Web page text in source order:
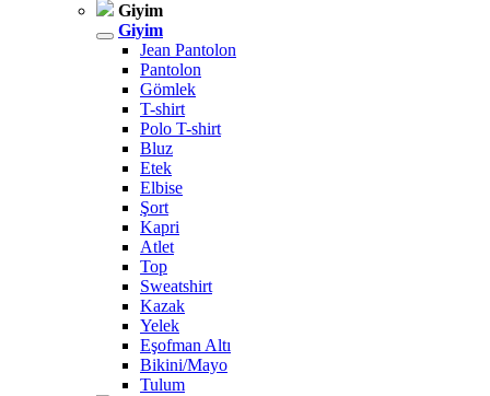
Giyim
Giyim
Jean Pantolon
Pantolon
Gömlek
T-shirt
Polo T-shirt
Bluz
Etek
Elbise
Şort
Kapri
Atlet
Top
Sweatshirt
Kazak
Yelek
Eşofman Altı
Bikini/Mayo
Tulum